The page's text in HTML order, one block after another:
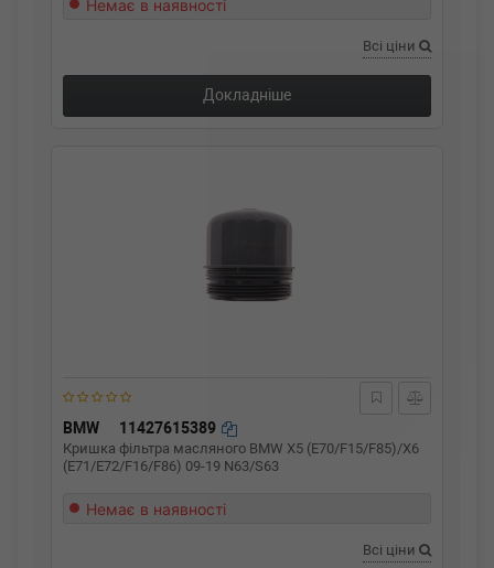
Немає в наявності
Всі ціни
Докладніше
BMW 11427615389
Кришка фільтра масляного BMW X5 (E70/F15/F85)/X6
(E71/E72/F16/F86) 09-19 N63/S63
Немає в наявності
Всі ціни